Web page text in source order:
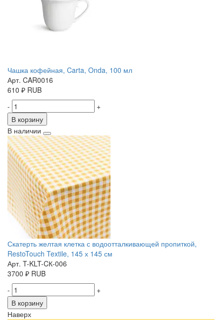
Чашка кофейная, Carta, Onda, 100 мл
Арт. CAR0016
610 ₽ RUB
-
+
В корзину
В наличии
Скатерть желтая клетка с водоотталкивающей пропиткой,
RestoTouch Textile, 145 х 145 см
Арт. T-KLT-CК-006
3700 ₽ RUB
-
+
В корзину
Наверх